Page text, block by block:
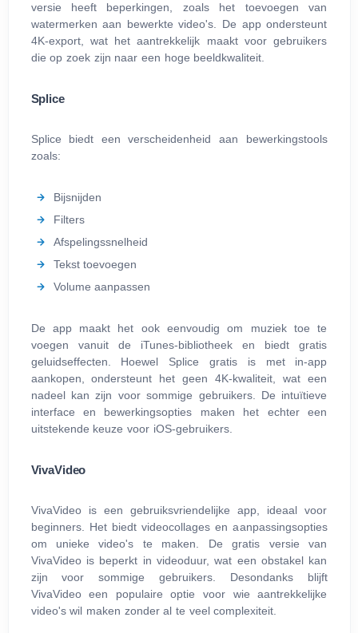
versie heeft beperkingen, zoals het toevoegen van
watermerken aan bewerkte video's. De app ondersteunt
4K-export, wat het aantrekkelijk maakt voor gebruikers
die op zoek zijn naar een hoge beeldkwaliteit.
Splice
Splice biedt een verscheidenheid aan bewerkingstools
zoals:
Bijsnijden
Filters
Afspelingssnelheid
Tekst toevoegen
Volume aanpassen
De app maakt het ook eenvoudig om muziek toe te
voegen vanuit de iTunes-bibliotheek en biedt gratis
geluidseffecten. Hoewel Splice gratis is met in-app
aankopen, ondersteunt het geen 4K-kwaliteit, wat een
nadeel kan zijn voor sommige gebruikers. De intuïtieve
interface en bewerkingsopties maken het echter een
uitstekende keuze voor iOS-gebruikers.
VivaVideo
VivaVideo is een gebruiksvriendelijke app, ideaal voor
beginners. Het biedt videocollages en aanpassingsopties
om unieke video's te maken. De gratis versie van
VivaVideo is beperkt in videoduur, wat een obstakel kan
zijn voor sommige gebruikers. Desondanks blijft
VivaVideo een populaire optie voor wie aantrekkelijke
video's wil maken zonder al te veel complexiteit.